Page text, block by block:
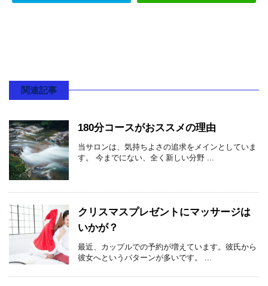
関連記事
180分コースがおススメの理由
当サロンは、気持ちよさの追求をメインとしていま
す。 今までにない、全く新しい分野 ...
クリスマスプレゼントにマッサージは
いかが？
最近、カップルでの予約が増えています。彼氏から
彼女へというパターンが多いです。 ...